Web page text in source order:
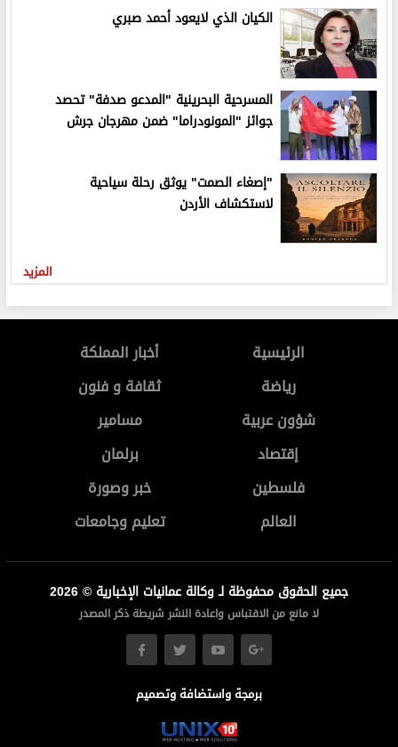
الكيان الذي لايعود أحمد صبري
المسرحية البحرينية "المدعو صدفة" تحصد
جوائز "المونودراما" ضمن مهرجان جرش
"إصغاء الصمت" يوثق رحلة سياحية
لاستكشاف الأردن
المزيد
الرئيسية
أخبار المملكة
رياضة
ثقافة و فنون
شؤون عربية
مسامير
إقتصاد
برلمان
فلسطين
خبر وصورة
العالم
تعليم وجامعات
جميع الحقوق محفوظة لـ وكالة عمانيات الإخبارية © 2026
لا مانع من الاقتباس واعادة النشر شريطة ذكر المصدر
برمجة واستضافة وتصميم